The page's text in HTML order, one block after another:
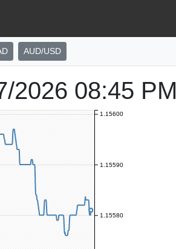
AUD/USD
2026 08:45 PM
1.15580
1.15590
1.15600